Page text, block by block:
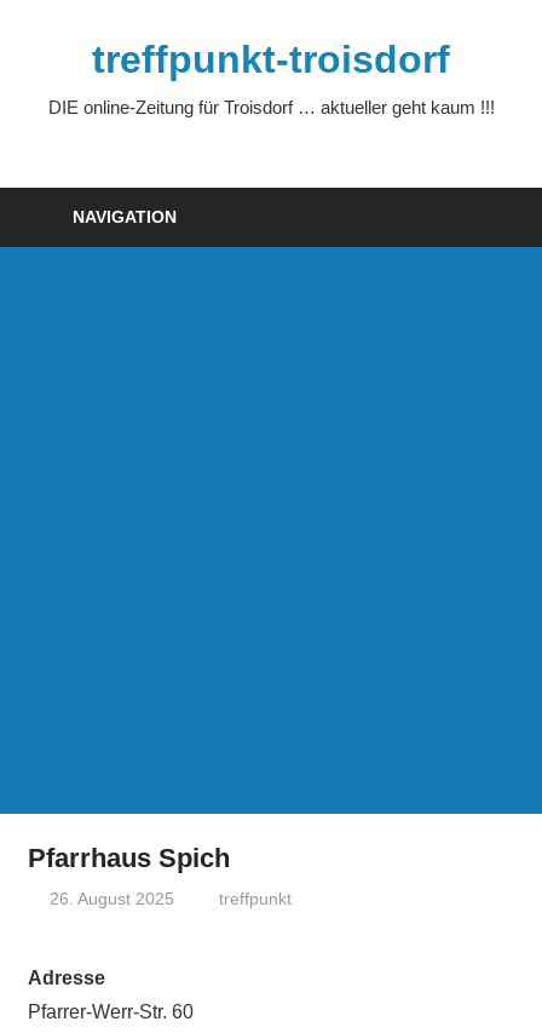
treffpunkt-troisdorf
DIE online-Zeitung für Troisdorf … aktueller geht kaum !!!
NAVIGATION
Pfarrhaus Spich
26. August 2025 treffpunkt
Adresse
Pfarrer-Werr-Str. 60